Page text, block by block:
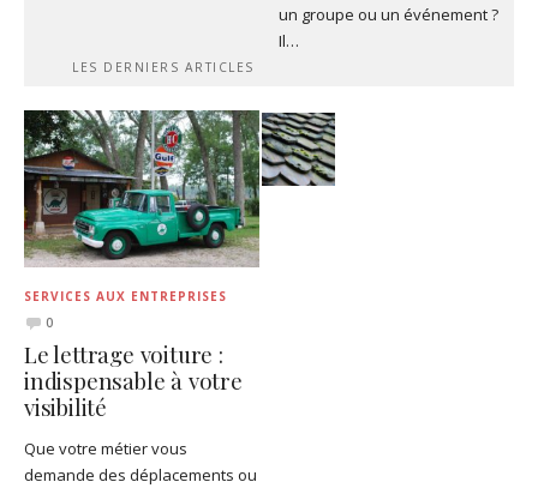
un groupe ou un événement ?
Il…
SERVICES AUX ENTREPRISES
0
Le lettrage voiture :
indispensable à votre
visibilité
Que votre métier vous
demande des déplacements ou
LES DERNIERS ARTICLES